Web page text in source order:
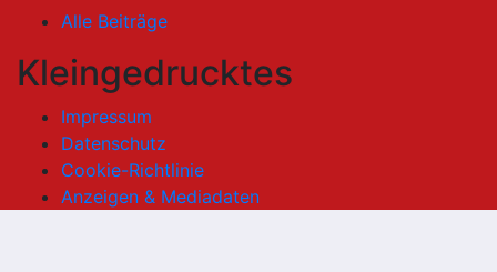
Alle Beiträge
Kleingedrucktes
Impressum
Datenschutz
Cookie-Richtlinie
Anzeigen & Mediadaten